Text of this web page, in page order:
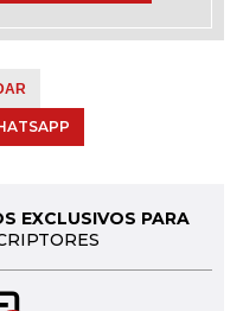
EXCLUSIVOS PARA